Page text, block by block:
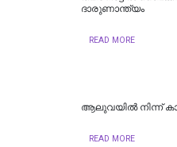
ദാരുണാന്ത്യം
READ MORE
ആലുവയിൽ നിന്ന്
READ MORE